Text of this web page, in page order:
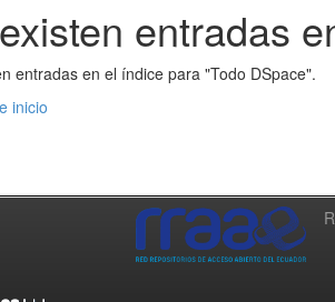
entradas
entradas en el índice para "Todo DSpace".
inicio